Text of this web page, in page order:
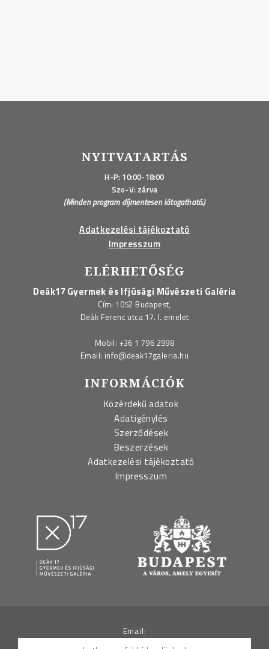
NYITVATARTÁS
H-P: 10:00-18:00
Szo-V: zárva
(Minden program díjmentesen látogatható.)
Adatkezelési tájékoztató
Impresszum
ELÉRHETŐSÉG
Deák17 Gyermek és Ifjúsági Művészeti Galéria
Cím: 1052 Budapest,
Deák Ferenc utca 17. I. emelet
Mobil: +36 1 796 2998
Email: info@deak17galeria.hu
INFORMÁCIÓK
Közérdekű adatok
Adatigénylés
Szerződések
Beszerzések
Adatkezelési tájékoztató
Impresszum
Email: